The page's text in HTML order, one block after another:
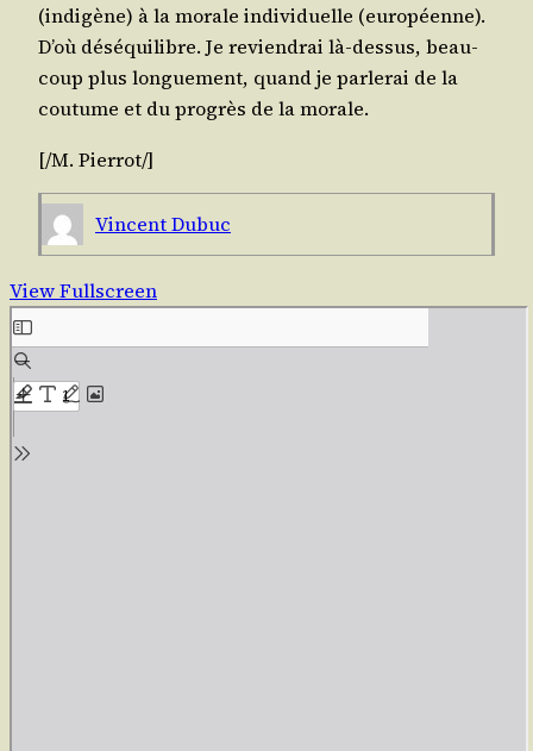
(indi­gène) à la morale indi­vi­duelle (euro­péenne).
D’où dés­équi­libre. Je revien­drai là-des­sus, beau­
coup plus lon­gue­ment, quand je par­le­rai de la
cou­tume et du pro­grès de la morale.
[/​M. Pier­rot/​]
Vincent Dubuc
View Fullscreen